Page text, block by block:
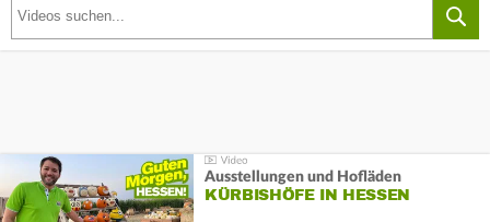
Ausstellungen und Hofläden
KÜRBISHÖFE IN HESSEN